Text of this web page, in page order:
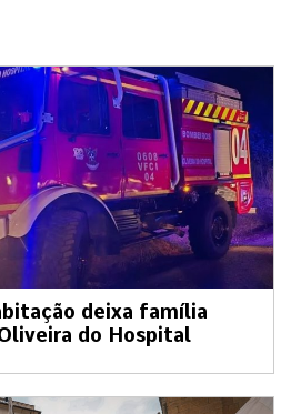
deixa família
do Hospital